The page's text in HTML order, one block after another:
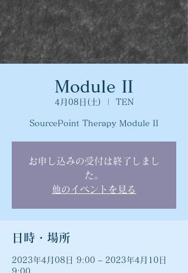
Module II
4月08日(土) TEN
SourcePoint Therapy Module II
お申し込みの受付は終了しまし
た。
他のイベントを見る
日時・場所
2023年4月08日 9:00 – 2023年4月10日
9:00